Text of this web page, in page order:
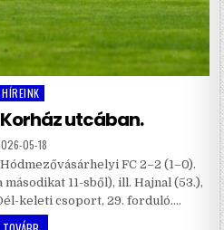
Posted
in
HÍREINK
utcában.
05-18
FC 2–2 (1–0).
másodikat 11-sből), ill. Hajnal (53.),
keleti csoport, 29. forduló….